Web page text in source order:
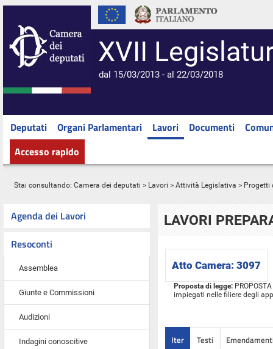
XVII
dal 15/03/2013 - al 22/03/2018
Deputati Organi Parlamentari Lavori Documenti
Accesso rapido
Stai consultando: Camera dei deputati > Lavori > Attività Legislativa > Progetti
Agenda dei Lavori
Resoconti
Assemblea
Giunte e Commissioni
Audizioni
Indagini conoscitive
LAVORI
Atto Camera: 3097
Proposta di legge:
impiegati nelle filiere degli
Iter Testi